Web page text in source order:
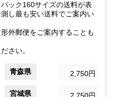
ック160サイズの送料が表
し最も安い送料でご案内い
外郵便をご案内することも
さい。
青森県 2,750円
宮城県